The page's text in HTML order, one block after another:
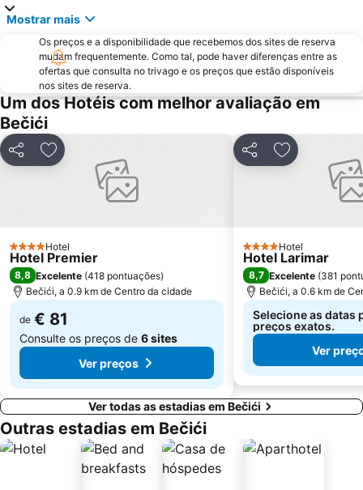
Mostrar mais
Os preços e a disponibilidade que recebemos dos sites de reserva
mudam frequentemente. Como tal, pode haver diferenças entre as
ofertas que consulta no trivago e os preços que estão disponíveis
nos sites de reserva.
Um dos Hotéis com melhor avaliação em
Bečići
PartilharAdicionar aos favoritos
4 Estrelas
Hotel
Hotel Premier
8,8 Excelente (418 pontuações)
Bečići, a 0.9 km de Centro da cidade
de € 81
Consulte os preços de 6 sites
Ver preços
PartilharAdicionar
4 Estrelas
Hotel
Hotel Larimar
8,7 Excelente (381
Bečići, a 0.6 km de
Selecione as datas
preços exatos.
Ver
Ver todas as estadias em Bečići
Outras estadias em Bečići